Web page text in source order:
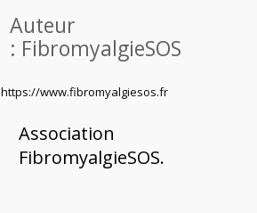
Auteur
: FibromyalgieSOS
https://www.fibromyalgiesos.fr
Association
FibromyalgieSOS.